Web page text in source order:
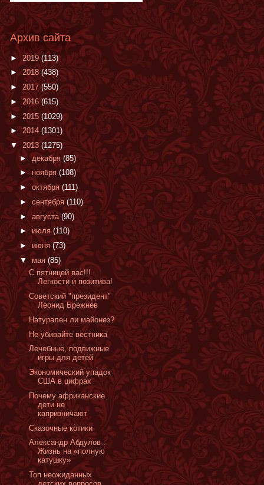
Архив сайта
► 2019 (113)
►2018 (438)
► 2017 (550)
► 2016(615)
► 2015 (1029)
►2014 (1301)
▼ 2013 (1275)
►декабря (85)
► ноября (108)
► октября(111)
► сентября (110)
► августа(90)
► июля (110)
► июня(73)
▼ мая (85)
С пятницей вас!!!
Легкости и позитива!
Cоветский "президент"
Леонид Брежнев
Натурален ли майонез?
Не убивайте вестника
Лечебные, подвижные
игры для детей
Экономический упадок
США в цифрах
Почему африканские
дети не
капризничают
Сказочные котики
Александр Абдулов :
Жизнь на «полную
катушку»
Топ неожиданных